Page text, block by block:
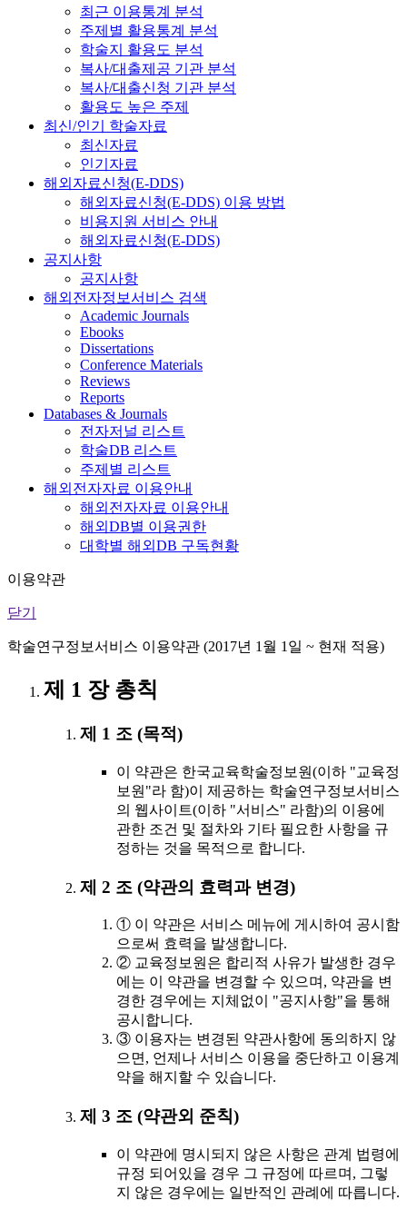
최근 이용통계 분석
주제별 활용통계 분석
학술지 활용도 분석
복사/대출제공 기관 분석
복사/대출신청 기관 분석
활용도 높은 주제
최신/인기 학술자료
최신자료
인기자료
해외자료신청(E-DDS)
해외자료신청(E-DDS) 이용 방법
비용지원 서비스 안내
해외자료신청(E-DDS)
공지사항
공지사항
해외전자정보서비스 검색
Academic Journals
Ebooks
Dissertations
Conference Materials
Reviews
Reports
Databases & Journals
전자저널 리스트
학술DB 리스트
주제별 리스트
해외전자자료 이용안내
해외전자자료 이용안내
해외DB별 이용권한
대학별 해외DB 구독현황
이용약관
닫기
학술연구정보서비스 이용약관 (2017년 1월 1일 ~ 현재 적용)
제 1 장 총칙
제 1 조 (목적)
이 약관은 한국교육학술정보원(이하 "교육정
보원"라 함)이 제공하는 학술연구정보서비스
의 웹사이트(이하 "서비스" 라함)의 이용에
관한 조건 및 절차와 기타 필요한 사항을 규
정하는 것을 목적으로 합니다.
제 2 조 (약관의 효력과 변경)
① 이 약관은 서비스 메뉴에 게시하여 공시함
으로써 효력을 발생합니다.
② 교육정보원은 합리적 사유가 발생한 경우
에는 이 약관을 변경할 수 있으며, 약관을 변
경한 경우에는 지체없이 "공지사항"을 통해
공시합니다.
③ 이용자는 변경된 약관사항에 동의하지 않
으면, 언제나 서비스 이용을 중단하고 이용계
약을 해지할 수 있습니다.
제 3 조 (약관외 준칙)
이 약관에 명시되지 않은 사항은 관계 법령에
규정 되어있을 경우 그 규정에 따르며, 그렇
지 않은 경우에는 일반적인 관례에 따릅니다.